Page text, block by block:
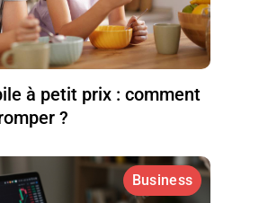
à petit prix : comment
?
Business